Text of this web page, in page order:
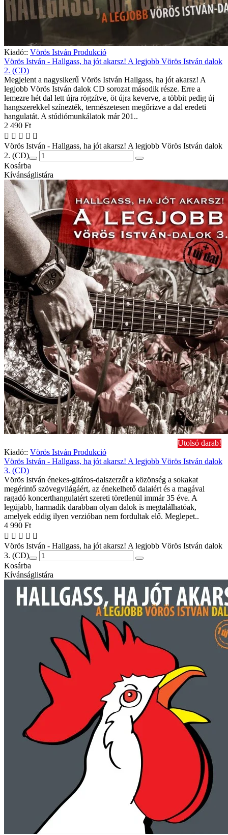
Kiadó:: Vörös István Produkció
Vörös István - Hallgass, ha jót akarsz! A legjobb Vörös István dalok
2. (CD)
Megjelent a nagysikerű Vörös István Hallgass, ha jót akarsz! A
legjobb Vörös István dalok CD sorozat második része. Erre a
lemezre hét dal lett újra rögzítve, öt újra keverve, a többit pedig új
hangszerekkel színezték, természetesen megőrizve a dal eredeti
hangulatát. A stúdiómunkálatok már 201..
2 490 Ft
Vörös István - Hallgass, ha jót akarsz! A legjobb Vörös István dalok
2. (CD)
Kosárba
Kívánságlistára
Utolsó darab!
Kiadó:: Vörös István Produkció
Vörös István - Hallgass, ha jót akarsz! A legjobb Vörös István dalok
3. (CD)
Vörös István énekes-gitáros-dalszerzőt a közönség a sokakat
megérintő szövegvilágáért, az énekelhető dalaiért és a magával
ragadó koncerthangulatért szereti töretlenül immár 35 éve. A
legújabb, harmadik darabban olyan dalok is megtalálhatóak,
amelyek eddig ilyen verzióban nem fordultak elő. Meglepet..
4 990 Ft
Vörös István - Hallgass, ha jót akarsz! A legjobb Vörös István dalok
3. (CD)
Kosárba
Kívánságlistára